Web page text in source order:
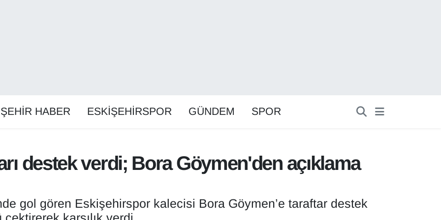
HABER ESKİŞEHİRSPOR GÜNDEM SPOR
destek verdi; Bora Göymen'den açıklama
gol gören Eskişehirspor kalecisi Bora Göymen’e taraftar destek